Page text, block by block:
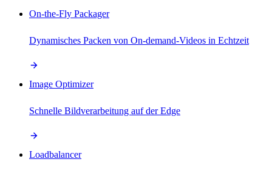
On-the-Fly Packager
Dynamisches Packen von On-demand-Videos in Echtzeit
Image Optimizer
Schnelle Bildverarbeitung auf der Edge
Loadbalancer